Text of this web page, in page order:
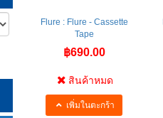
Flure : Flure - Cassette
Tape
฿690.00
สินค้าหมด
เพิ่มในตะกร้า